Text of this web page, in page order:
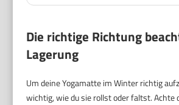
Die richtige Richtung
Lagerung
Um deine Yogamatte im Winter richtig
wichtig, wie du sie rollst oder faltst. Achte